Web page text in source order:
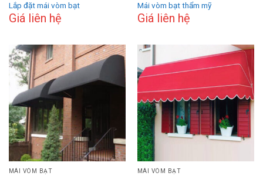
Lắp đặt mái vòm bạt
Giá liên hệ
Mái vòm bạt thẩm mỹ
Giá liên hệ
MÁI VÒM BẠT MÁI VÒM BẠT